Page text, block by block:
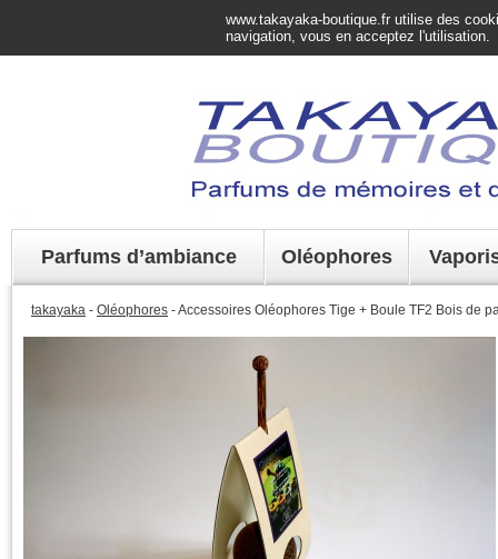
www.takayaka-boutique.fr utilise des
navigation, vous en acceptez l'utilisation.
Parfums d’ambiance Oléophores
takayaka - Oléophores - Accessoires Oléophores Tige + Boule TF2 Bois de